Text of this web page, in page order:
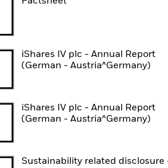
Annahmen liegen der ITR-Kennzahl
Kennzahl wird mithilfe eines
Daten nur bedingt
(Scopes) berücksichtigt oder die
eine allgemein anerkannte
iShares IV plc - Annual Report
(German - Austria^Germany)
iShares IV plc - Annual Report
(German - Austria^Germany)
Sustainability related disclosure